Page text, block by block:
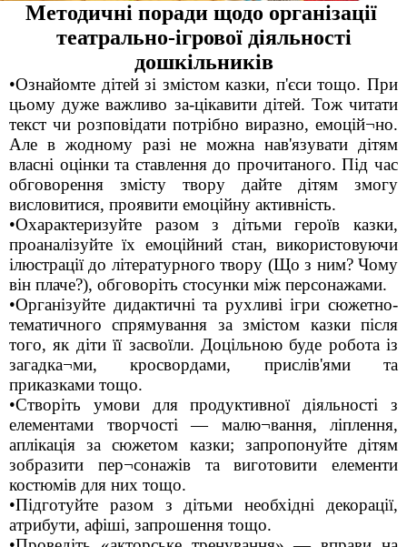
Методичні поради щодо організації
театрально-ігрової діяльності
дошкільників
•Ознайомте дітей зі змістом казки, п'єси тощо. При
цьому дуже важливо за-цікавити дітей. Тож читати
текст чи розповідати потрібно виразно, емоцій¬но.
Але в жодному разі не можна нав'язувати дітям
власні оцінки та ставлення до прочитаного. Під час
обговорення змісту твору дайте дітям змогу
висловитися, проявити емоційну активність.
•Охарактеризуйте разом з дітьми героїв казки,
проаналізуйте їх емоційний стан, використовуючи
ілюстрації до літературного твору (Що з ним? Чому
він плаче?), обговоріть стосунки між персонажами.
•Організуйте дидактичні та рухливі ігри сюжетно-
тематичного спрямування за змістом казки після
того, як діти її засвоїли. Доцільною буде робота із
загадка¬ми, кросвордами, прислів'ями та
приказками тощо.
•Створіть умови для продуктивної діяльності з
елементами творчості — малю¬вання, ліплення,
аплікація за сюжетом казки; запропонуйте дітям
зобразити пер¬сонажів та виготовити елементи
костюмів для них тощо.
•Підготуйте разом з дітьми необхідні декорації,
атрибути, афіші, запрошення тощо.